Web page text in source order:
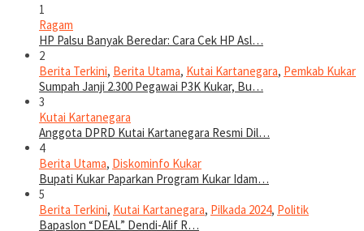
1
Ragam
HP Palsu Banyak Beredar: Cara Cek HP Asl…
2
Berita Terkini, Berita Utama, Kutai Kartanegara, Pemkab Kukar
Sumpah Janji 2.300 Pegawai P3K Kukar, Bu…
3
Kutai Kartanegara
Anggota DPRD Kutai Kartanegara Resmi Dil…
4
Berita Utama, Diskominfo Kukar
Bupati Kukar Paparkan Program Kukar Idam…
5
Berita Terkini, Kutai Kartanegara, Pilkada 2024, Politik
Bapaslon “DEAL” Dendi-Alif R…